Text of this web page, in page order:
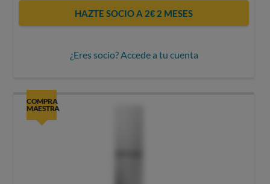
HAZTE SOCIO A 2€ 2 MESES
¿Eres socio? Accede a tu cuenta
COMPRA
MAESTRA